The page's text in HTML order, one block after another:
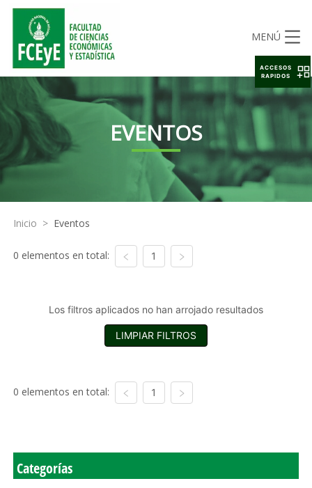
MENÚ
EVENTOS
Inicio > Eventos
0 elementos en total: 1
Los filtros aplicados no han arrojado resultados
LIMPIAR FILTROS
0 elementos en total: 1
Categorías
ACCESOS
RAPIDOS